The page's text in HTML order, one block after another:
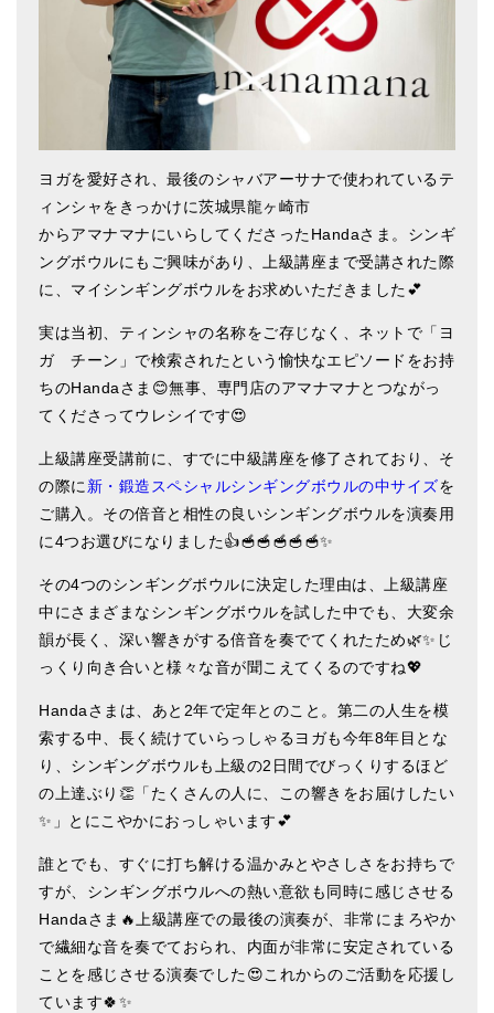
マンダラ彫（黒・渋金）
人気の3点セット
お得なアマナマナ・セット
スティック・マレット・リング（台座）
アマナマナのティンシャ
プレミアム・ティンシャ（L・M）
ベーシック・ティンシャ（4種）
ティンシャケース
お香定期購入（ラクとくサブスク）
チベット高僧のオラクルカード
シンギングボウル入門本・CD
アウトレット
神々とつながるジュエリー
ヒーリング・マンダラポスター
ロゴステッカー・ポストカード各種
亡命チベット人尼僧のお守り・チャーム
チベット・マントラ・ヒーリングCD
シンギングボウル講座
ヨガを愛好され、最後のシャバアーサナで使われているテ
ィンシャをきっかけに茨城県龍ヶ崎市
からアマナマナにいらしてくださったHandaさま。シンギ
ングボウルにもご興味があり、上級講座まで受講された際
に、マイシンギングボウルをお求めいただきました💕
実は当初、ティンシャの名称をご存じなく、ネットで「ヨ
ガ チーン」で検索されたという愉快なエピソードをお持
ちのHandaさま😊無事、専門店のアマナマナとつながっ
てくださってウレシイです😍
上級講座受講前に、すでに中級講座を修了されており、そ
の際に 新・鍛造スペシャルシンギングボウルの中サイズを
ご購入。その倍音と相性の良いシンギングボウルを演奏用
に4つお選びになりました👍🥣🥣🥣🥣🥣✨
その4つのシンギングボウルに決定した理由は、上級講座
中にさまざまなシンギングボウルを試した中でも、大変余
韻が長く、深い響きがする倍音を奏でてくれたため🌿✨じ
っくり向き合いと様々な音が聞こえてくるのですね💖
Handaさまは、あと2年で定年とのこと。第二の人生を模
索する中、長く続けていらっしゃるヨガも今年8年目とな
り、シンギングボウルも上級の2日間でびっくりするほど
の上達ぶり👏「たくさんの人に、この響きをお届けしたい
✨」とにこやかにおっしゃいます💕
誰とでも、すぐに打ち解ける温かみとやさしさをお持ちで
すが、シンギングボウルへの熱い意欲も同時に感じさせる
Handaさま🔥上級講座での最後の演奏が、非常にまろやか
で繊細な音を奏でておられ、内面が非常に安定されている
ことを感じさせる演奏でした😍これからのご活動を応援し
ています🍀✨